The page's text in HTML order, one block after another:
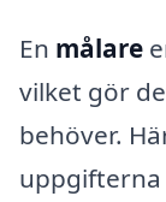
En målare
vilket gör
behöver.
uppgifterna